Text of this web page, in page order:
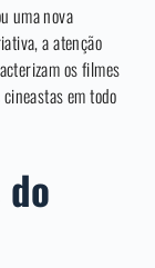
uma nova
a atenção
os filmes
em todo